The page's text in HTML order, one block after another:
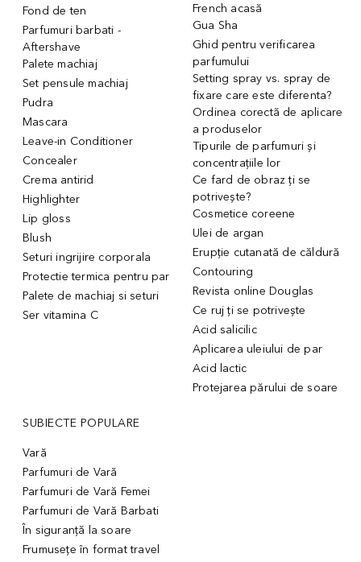
Fond de ten
Parfumuri barbati -
Aftershave
Palete machiaj
Set pensule machiaj
Pudra
Mascara
Leave-in Conditioner
Concealer
Crema antirid
Highlighter
Lip gloss
Blush
Seturi ingrijire corporala
Protectie termica pentru par
Palete de machiaj si seturi
Ser vitamina C
French acasă
Gua Sha
Ghid pentru verificarea
parfumului
Setting spray vs. spray de
fixare care este diferenta?
Ordinea corectă de aplicare
a produselor
Tipurile de parfumuri și
concentrațiile lor
Ce fard de obraz ți se
potrivește?
Cosmetice coreene
Ulei de argan
Erupție cutanată de căldură
Contouring
Revista online Douglas
Ce ruj ți se potrivește
Acid salicilic
Aplicarea uleiului de par
Acid lactic
Protejarea părului de soare
SUBIECTE POPULARE
Vară
Parfumuri de Vară
Parfumuri de Vară Femei
Parfumuri de Vară Barbati
În siguranță la soare
Frumusețe în format travel